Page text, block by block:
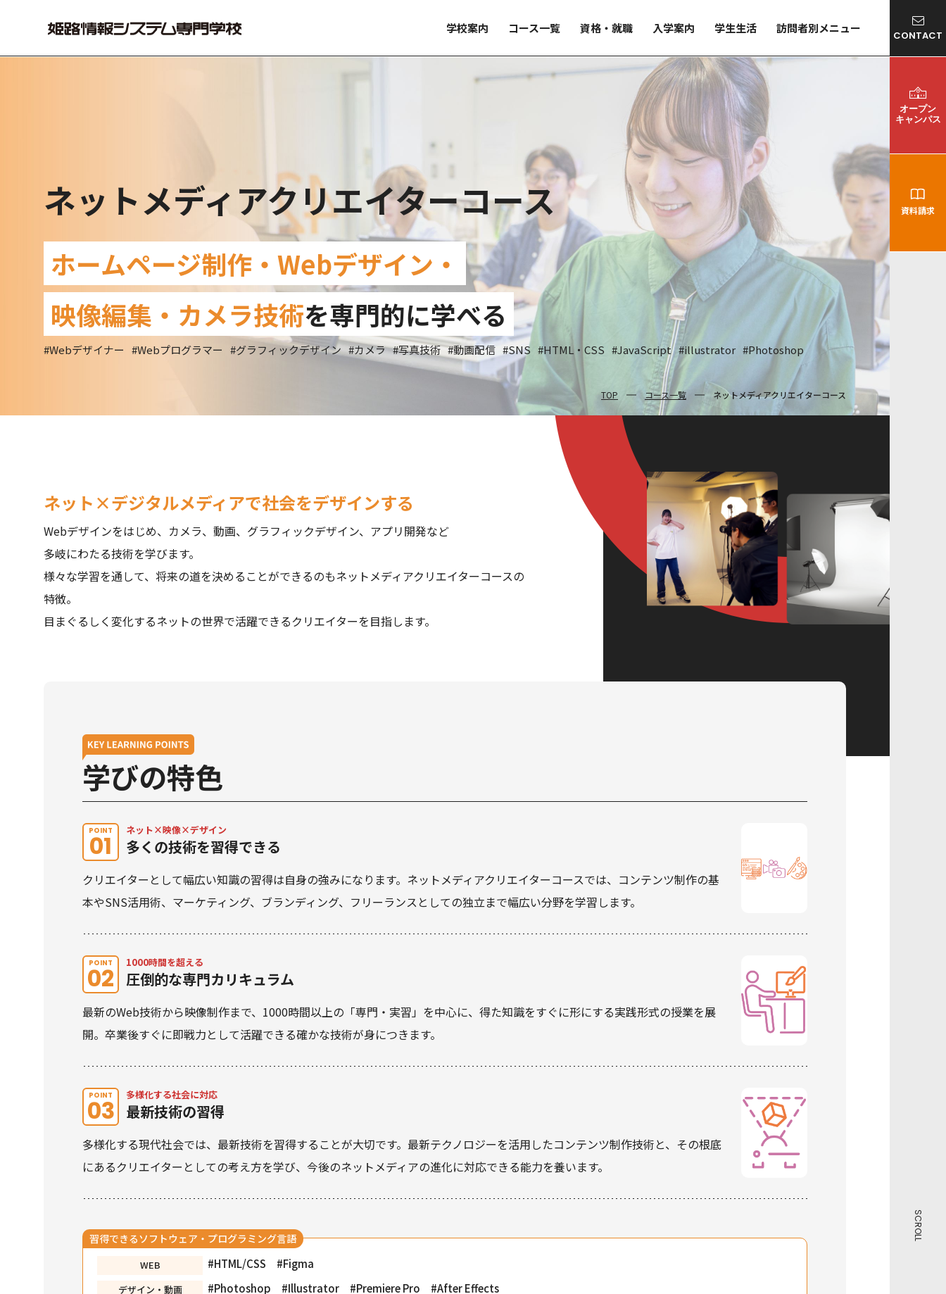
学校案内 コース一覧 資格・就職 入学案内 学生生活 訪問者別メニュー
CONTACT
オープン
キャンパス
資料請求
SCROLL
ネットメディアクリエイターコース
ホームページ制作・Webデザイン・
映像編集・カメラ技術を専門的に学べる
#Webデザイナー #Webプログラマー #グラフィックデザイン #カメラ #写真技術 #動画配信 #SNS #HTML・CSS #JavaScript #illustrator #Photoshop
TOP コース一覧 ネットメディアクリエイターコース
ネット×デジタルメディアで社会をデザインする
Webデザインをはじめ、カメラ、動画、グラフィックデザイン、アプリ開発など
多岐にわたる技術を学びます。
様々な学習を通して、将来の道を決めることができるのもネットメディアクリエイターコースの
特徴。
目まぐるしく変化するネットの世界で活躍できるクリエイターを目指します。
学びの特色
POINT
01
ネット×映像×デザイン
多くの技術を習得できる
クリエイターとして幅広い知識の習得は自身の強みになります。ネットメディアクリエイターコースでは、コンテンツ制作の基
本やSNS活用術、マーケティング、ブランディング、フリーランスとしての独立まで幅広い分野を学習します。
POINT
02
1000時間を超える
圧倒的な専門カリキュラム
最新のWeb技術から映像制作まで、1000時間以上の「専門・実習」を中心に、得た知識をすぐに形にする実践形式の授業を展
開。卒業後すぐに即戦力として活躍できる確かな技術が身につきます。
POINT
03
多様化する社会に対応
最新技術の習得
多様化する現代社会では、最新技術を習得することが大切です。最新テクノロジーを活用したコンテンツ制作技術と、その根底
にあるクリエイターとしての考え方を学び、今後のネットメディアの進化に対応できる能力を養います。
習得できるソフトウェア・ プログラミング言語
WEB HTML/CSS Figma
デザイン・動画 Photoshop Illustrator Premiere Pro After Effects